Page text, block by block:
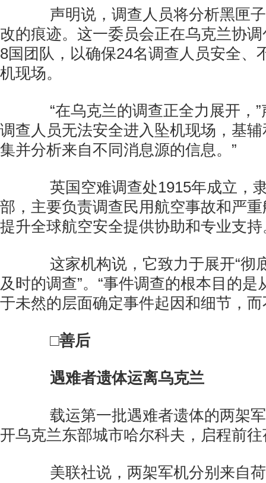
声明说，调查人员将分析黑匣子
改的痕迹。这一委员会正在乌克兰协
8国团队，以确保24名调查人员安全、
机现场。
“在乌克兰的调查正全力展开，”
调查人员无法安全进入坠机现场，基
集并分析来自不同消息源的信息。”
英国空难调查处1915年成立，
部，主要负责调查民用航空事故和严
提升全球航空安全提供协助和专业支持
这家机构说，它致力于展开“彻
及时的调查”。“事件调查的根本目的是
于未然的层面确定事件起因和细节，
□善后
遇难者遗体运离乌克兰
载运第一批遇难者遗体的两架军
开乌克兰东部城市哈尔科夫，启程前
美联社说，两架军机分别来自荷